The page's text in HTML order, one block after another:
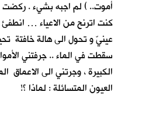
أموت.. ) لم اجبه بشيء .
كنت اترنح من الاعياء …
عينيّ و تحول الى هالة خافتة
سقطت في الماء .. جرفتني
الكبيرة ، وجرتني الى الاعماق
العيون المتسائلة : لماذا ؟!